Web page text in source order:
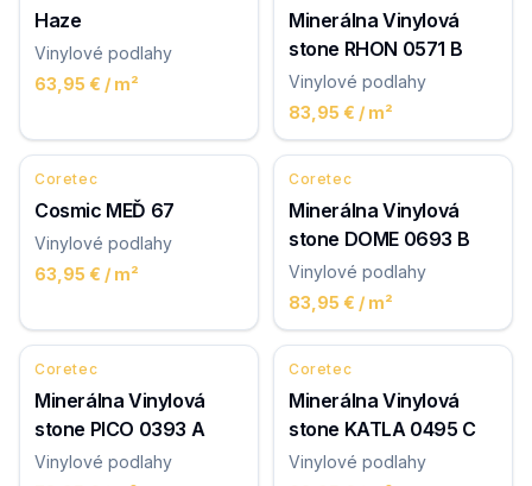
Haze
Vinylové podlahy
63,95 € / m²
Minerálna Vinylová
stone RHON 0571 B
Vinylové podlahy
83,95 € / m²
Coretec
Cosmic MEĎ 67
Vinylové podlahy
63,95 € / m²
Coretec
Minerálna Vinylová
stone DOME 0693 B
Vinylové podlahy
83,95 € / m²
Coretec
Minerálna Vinylová
stone PICO 0393 A
Vinylové podlahy
Coretec
Minerálna Vinylová
stone KATLA 0495 C
Vinylové podlahy